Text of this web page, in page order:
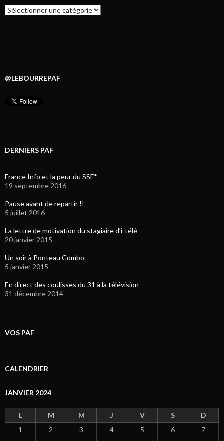
Catégories
@LEBOURREPAF
DERNIERS PAF
France Info et la peur du SSF*
19 septembre 2016
Pause avant de repartir !!
5 juillet 2016
La lettre de motivation du stagiaire d’i-télé
20 janvier 2015
Un soir à Ponteau Combo
5 janvier 2015
En direct des coulisses du 31 à la télévision
31 décembre 2014
VOS PAF
CALENDRIER
JANVIER 2024
L M M J V S
D
1
2 3 4 5 6
7